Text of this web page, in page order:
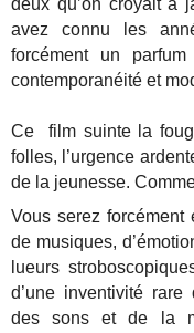
deux qu’on croyait à
avez connu les
forcément un
contemporanéité et
Ce film suinte la
folles, l’urgence
de la jeunesse.
Vous serez forcément
de musiques,
lueurs
d’une inventivité
des sons et de la